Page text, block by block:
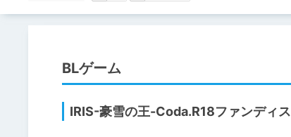
BLゲーム
IRIS-豪雪の王-Coda.R18ファンディ